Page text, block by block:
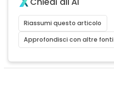
Riassumi questo articolo
Approfondisci con altre fonti